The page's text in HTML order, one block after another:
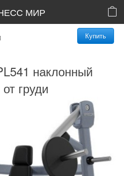
МИР
Купить
наклонный
груди